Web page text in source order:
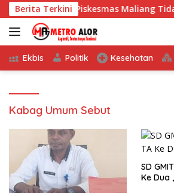
Langsung
ke
konten
Berita Terkini
Dana BOK Piskesmas Maliang Tidak
Ekbis Politik Kesehatan
Kabag Umum Sebut
SD
Ke Dua